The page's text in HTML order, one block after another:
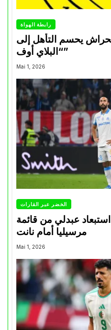
رابطة الهواة
الحراش يحسم التأهل إلى
“البلاي أوف”
Mai 1, 2026
الخضر عبر القارات
عبدلي من قائمة
مرسيليا أمام نانت
Mai 1, 2026